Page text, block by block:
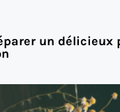
un délicieux